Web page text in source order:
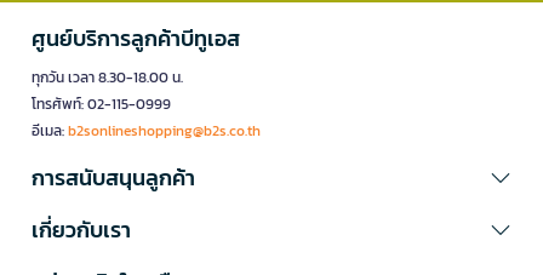
ศูนย์บริการลูกค้าบีทูเอส
ทุกวัน เวลา 8.30-18.00 น.
โทรศัพท์: 02-115-0999
อีเมล:b2sonlineshopping@b2s.co.th
การสนับสนุนลูกค้า
เกี่ยวกับเรา